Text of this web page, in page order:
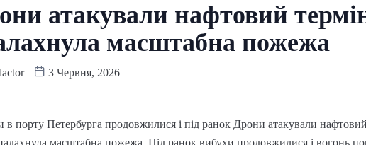
атакували нафтовий
масштабна пожежа
3 Червня, 2026
в порту Петербурга продовжилися і під ранок Дрони атакували